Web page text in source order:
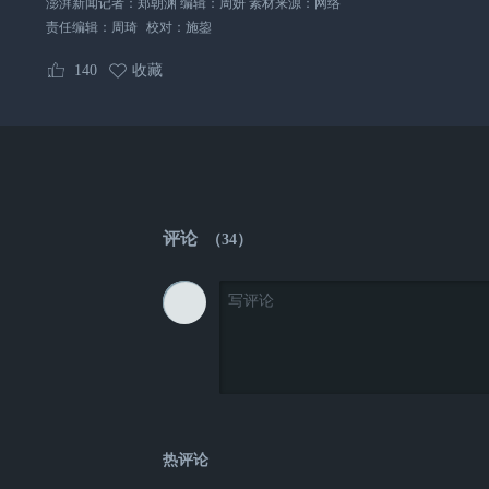
澎湃新闻记者：郑朝渊 编辑：周妍 素材来源：网络
责任编辑： 周琦 校对： 施鋆
140 收藏
评论 （34）
热评论